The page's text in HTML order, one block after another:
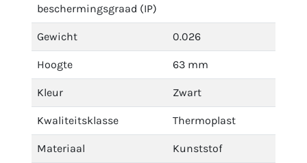
beschermingsgraad (IP)
Gewicht 0.026
Hoogte 63 mm
Kleur Zwart
Kwaliteitsklasse Thermoplast
Materiaal Kunststof